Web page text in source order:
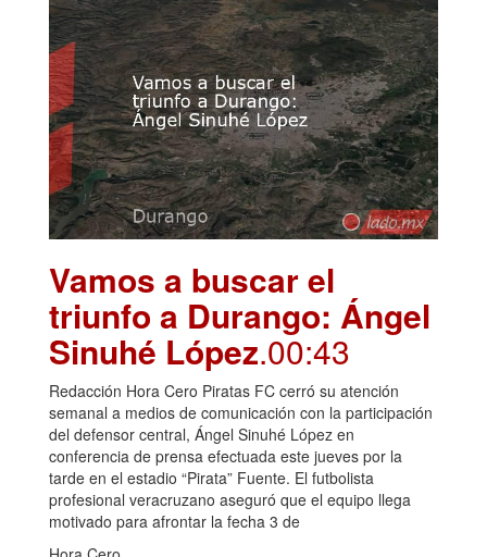
Vamos a buscar el
triunfo a Durango: Ángel
Sinuhé López.00:43
Redacción Hora Cero Piratas FC cerró su atención
semanal a medios de comunicación con la participación
del defensor central, Ángel Sinuhé López en
conferencia de prensa efectuada este jueves por la
tarde en el estadio “Pirata” Fuente. El futbolista
profesional veracruzano aseguró que el equipo llega
motivado para afrontar la fecha 3 de